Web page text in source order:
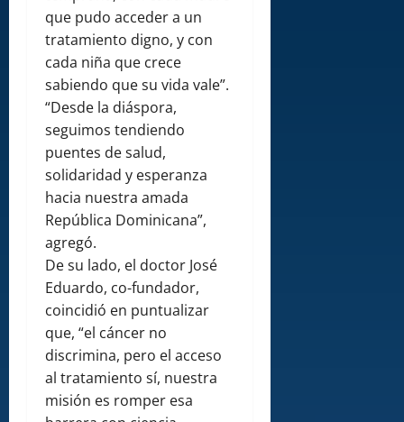
que pudo acceder a un
tratamiento digno, y con
cada niña que crece
sabiendo que su vida vale”.
“Desde la diáspora,
seguimos tendiendo
puentes de salud,
solidaridad y esperanza
hacia nuestra amada
República Dominicana”,
agregó.
De su lado, el doctor José
Eduardo, co-fundador,
coincidió en puntualizar
que, “el cáncer no
discrimina, pero el acceso
al tratamiento sí, nuestra
misión es romper esa